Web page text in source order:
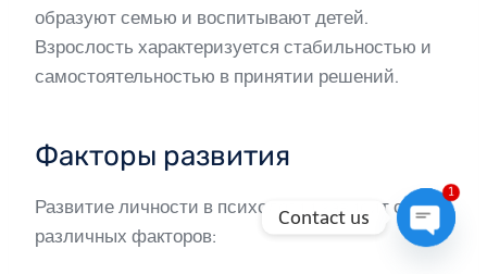
образуют семью и воспитывают детей.
Взрослость характеризуется стабильностью и
самостоятельностью в принятии решений.
Факторы развития
Развитие личности в психологии зависит от
различных факторов:
Contact us
1